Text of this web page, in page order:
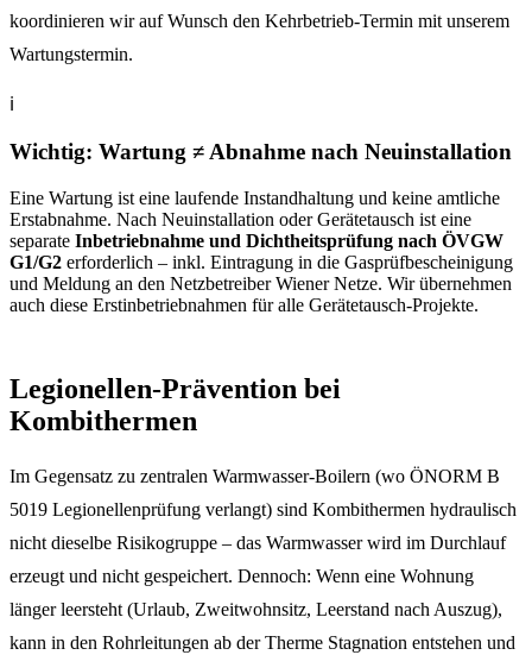
koordinieren wir auf Wunsch den Kehrbetrieb-Termin mit unserem
Wartungstermin.
ℹ
Wichtig: Wartung ≠ Abnahme nach Neuinstallation
Eine Wartung ist eine laufende Instandhaltung und keine amtliche
Erstabnahme. Nach Neuinstallation oder Gerätetausch ist eine
separate Inbetriebnahme und Dichtheitsprüfung nach ÖVGW
G1/G2 erforderlich – inkl. Eintragung in die Gasprüfbescheinigung
und Meldung an den Netzbetreiber Wiener Netze. Wir übernehmen
auch diese Erstinbetriebnahmen für alle Gerätetausch-Projekte.
Legionellen-Prävention bei
Kombithermen
Im Gegensatz zu zentralen Warmwasser-Boilern (wo ÖNORM B
5019 Legionellenprüfung verlangt) sind Kombithermen hydraulisch
nicht dieselbe Risikogruppe – das Warmwasser wird im Durchlauf
erzeugt und nicht gespeichert. Dennoch: Wenn eine Wohnung
länger leersteht (Urlaub, Zweitwohnsitz, Leerstand nach Auszug),
kann in den Rohrleitungen ab der Therme Stagnation entstehen und